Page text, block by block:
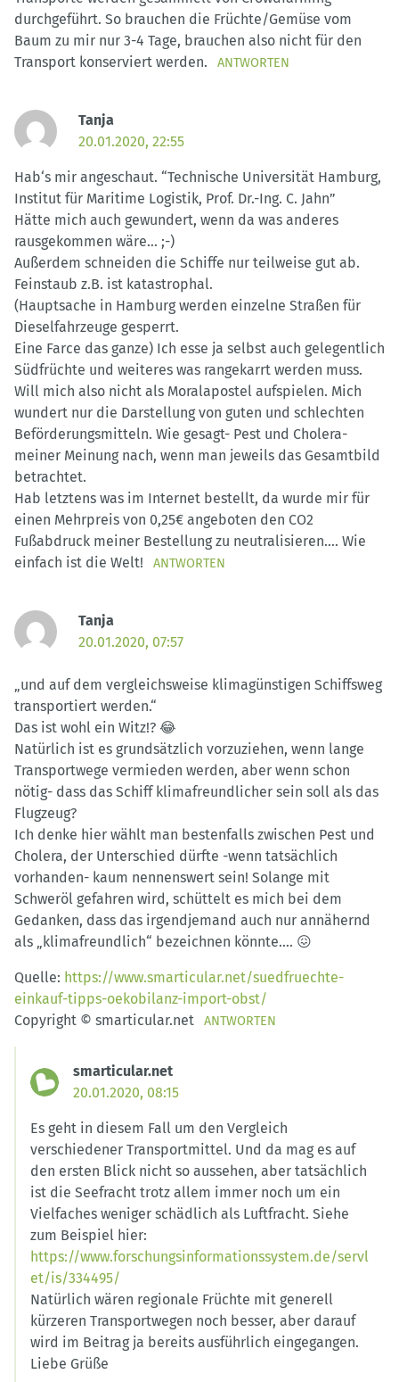
durchgeführt. So brauchen die Früchte/Gemüse vom
Baum zu mir nur 3-4 Tage, brauchen also nicht für den
Transport konserviert werden.
ANTWORTEN
Tanja
20.01.2020, 22:55
Hab‘s mir angeschaut. “Technische Universität Hamburg,
Institut für Maritime Logistik, Prof. Dr.-Ing. C. Jahn”
Hätte mich auch gewundert, wenn da was anderes
rausgekommen wäre… ;-)
Außerdem schneiden die Schiffe nur teilweise gut ab.
Feinstaub z.B. ist katastrophal.
(Hauptsache in Hamburg werden einzelne Straßen für
Dieselfahrzeuge gesperrt.
Eine Farce das ganze) Ich esse ja selbst auch gelegentlich
Südfrüchte und weiteres was rangekarrt werden muss.
Will mich also nicht als Moralapostel aufspielen. Mich
wundert nur die Darstellung von guten und schlechten
Beförderungsmitteln. Wie gesagt- Pest und Cholera-
meiner Meinung nach, wenn man jeweils das Gesamtbild
betrachtet.
Hab letztens was im Internet bestellt, da wurde mir für
einen Mehrpreis von 0,25€ angeboten den CO2
Fußabdruck meiner Bestellung zu neutralisieren…. Wie
einfach ist die Welt!
ANTWORTEN
Tanja
20.01.2020, 07:57
„und auf dem vergleichsweise klimagünstigen Schiffsweg
transportiert werden.“
Das ist wohl ein Witz!? 😂
Natürlich ist es grundsätzlich vorzuziehen, wenn lange
Transportwege vermieden werden, aber wenn schon
nötig- dass das Schiff klimafreundlicher sein soll als das
Flugzeug?
Ich denke hier wählt man bestenfalls zwischen Pest und
Cholera, der Unterschied dürfte -wenn tatsächlich
vorhanden- kaum nennenswert sein! Solange mit
Schweröl gefahren wird, schüttelt es mich bei dem
Gedanken, dass das irgendjemand auch nur annähernd
als „klimafreundlich“ bezeichnen könnte…. 😖
Quelle: https://www.smarticular.net/suedfruechte-
einkauf-tipps-oekobilanz-import-obst/
Copyright © smarticular.net
ANTWORTEN
smarticular.net
20.01.2020, 08:15
Es geht in diesem Fall um den Vergleich
verschiedener Transportmittel. Und da mag es auf
den ersten Blick nicht so aussehen, aber tatsächlich
ist die Seefracht trotz allem immer noch um ein
Vielfaches weniger schädlich als Luftfracht. Siehe
zum Beispiel hier:
https://www.forschungsinformationssystem.de/servl
et/is/334495/
Natürlich wären regionale Früchte mit generell
kürzeren Transportwegen noch besser, aber darauf
wird im Beitrag ja bereits ausführlich eingegangen.
Liebe Grüße